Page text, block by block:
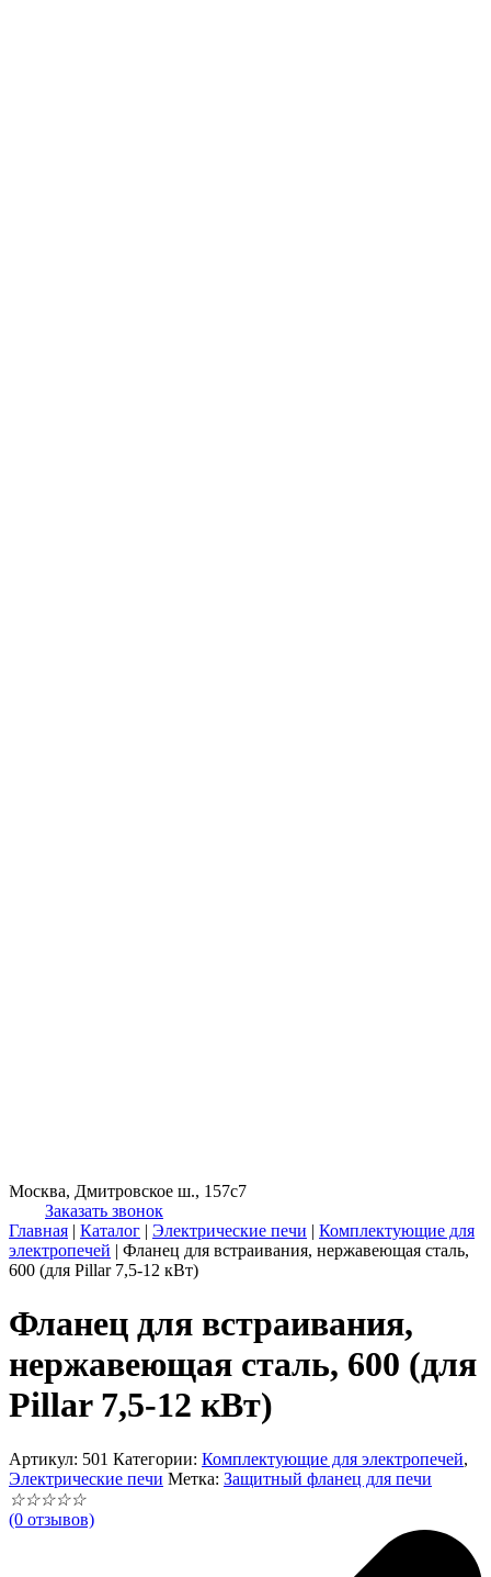
Москва, Дмитровское ш., 157с7
Заказать звонок
Главная | Каталог | Электрические печи | Комплектующие для
электропечей | Фланец для встраивания, нержавеющая сталь,
600 (для Pillar 7,5-12 кВт)
Фланец для встраивания,
нержавеющая сталь, 600 (для
Pillar 7,5-12 кВт)
Артикул: 501 Категории: Комплектующие для электропечей,
Электрические печи Метка: Защитный фланец для печи
☆☆☆☆☆
(0 отзывов)